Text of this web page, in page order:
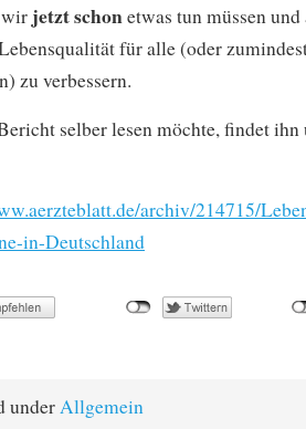
wir jetzt schonetwas tun müssen
für alle (oder
zu verbessern.
selber lesen möchte, findet
archiv/214715/
in-Deutschland
underAllgemein